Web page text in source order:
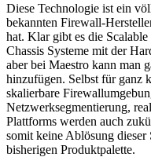
Diese Technologie ist ein
bekannten Firewall-
hat. Klar gibt es die
Chassis Systeme mit der
aber bei Maestro kann man
hinzufügen. Selbst für ganz
skalierbare
Netzwerksegmentierung,
Plattforms werden auch
somit keine Ablösung dieser
bisherigen Produktpalette.